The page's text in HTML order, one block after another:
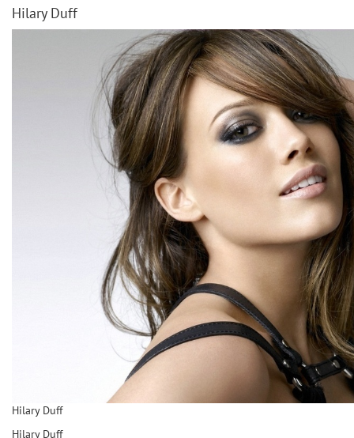
Hilary Duff
Hilary Duff
Hilary Duff